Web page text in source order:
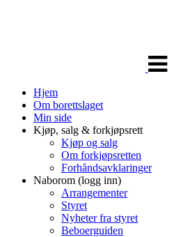
navigasjon
Hjem
Om borettslaget
Min side
Kjøp, salg & forkjøpsrett
Kjøp og salg
Om forkjøpsretten
Forhåndsavklaringer
Naborom (logg inn)
Arrangementer
Styret
Nyheter fra styret
Beboerguiden